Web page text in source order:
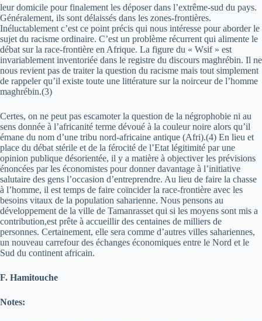
leur domicile pour finalement les déposer dans l’extrême-sud du pays.
Généralement, ils sont délaissés dans les zones-frontières.
Inéluctablement c’est ce point précis qui nous intéresse pour aborder le
sujet du racisme ordinaire. C’est un problème récurrent qui alimente le
débat sur la race-frontière en Afrique. La figure du « Wsif » est
invariablement inventoriée dans le registre du discours maghrébin. Il ne
nous revient pas de traiter la question du racisme mais tout simplement
de rappeler qu’il existe toute une littérature sur la noirceur de l’homme
maghrébin.(3)
Certes, on ne peut pas escamoter la question de la négrophobie ni au
sens donnée à l’africanité terme dévoué à la couleur noire alors qu’il
émane du nom d’une tribu nord-africaine antique (Afri).(4) En lieu et
place du débat stérile et de la férocité de l’Etat légitimité par une
opinion publique désorientée, il y a matière à objectiver les prévisions
énoncées par les économistes pour donner davantage à l’initiative
salutaire des gens l’occasion d’entreprendre. Au lieu de faire la chasse
à l’homme, il est temps de faire coïncider la race-frontière avec les
besoins vitaux de la population saharienne. Nous pensons au
développement de la ville de Tamanrasset qui si les moyens sont mis a
contribution,est prête à accueillir des centaines de milliers de
personnes. Certainement, elle sera comme d’autres villes sahariennes,
un nouveau carrefour des échanges économiques entre le Nord et le
Sud du continent africain.
F. Hamitouche
Notes: